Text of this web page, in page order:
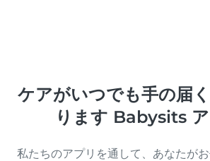
ケアがいつでも手の届
ります Babysits
私たちのアプリを通して、あなたが